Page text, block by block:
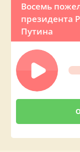
Восемь
президента
Путина